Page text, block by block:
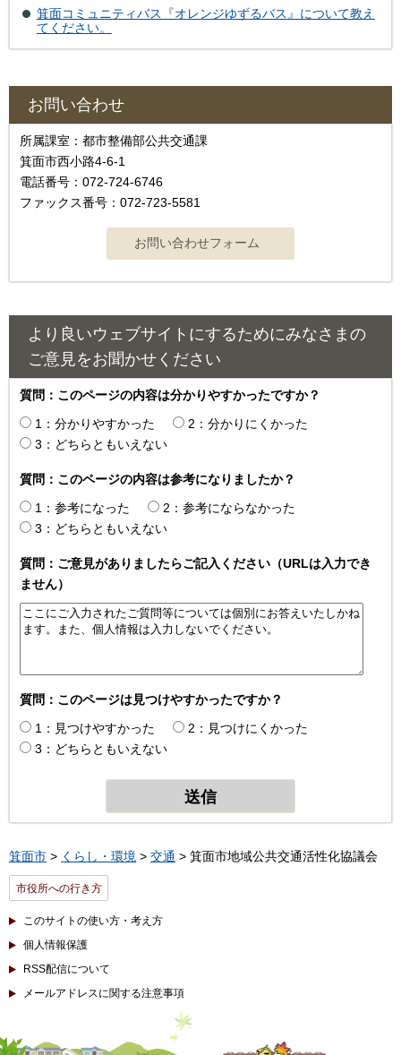
箕面コミュニティバス『オレンジゆずるバス』について教え
てください。
お問い合わせ
所属課室：都市整備部公共交通課
箕面市西小路4-6-1
電話番号：072-724-6746
ファックス番号：072-723-5581
より良いウェブサイトにするためにみなさまの
ご意見をお聞かせください
質問：このページの内容は分かりやすかったですか？
1：分かりやすかった
2：分かりにくかった
3：どちらともいえない
質問：このページの内容は参考になりましたか？
1：参考になった
2：参考にならなかった
3：どちらともいえない
質問：ご意見がありましたらご記入ください（URLは入力でき
ません）
質問：このページは見つけやすかったですか？
1：見つけやすかった
2：見つけにくかった
3：どちらともいえない
箕面市 > くらし・環境 > 交通 > 箕面市地域公共交通活性化協議会
市役所への行き方
このサイトの使い方・考え方
個人情報保護
RSS配信について
メールアドレスに関する注意事項